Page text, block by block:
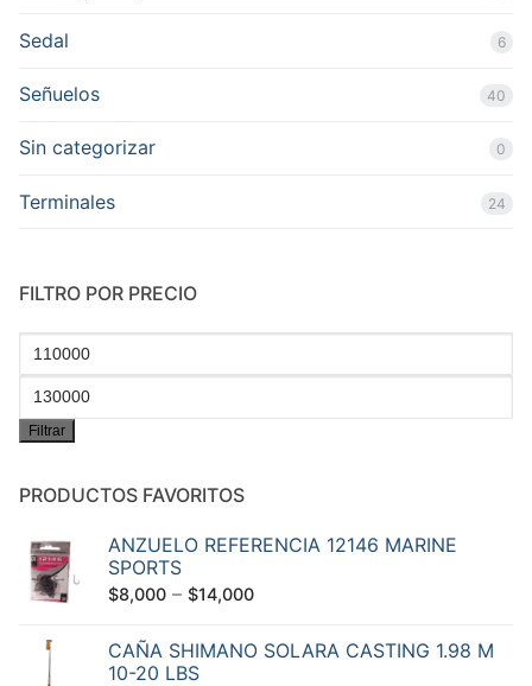
Sedal 6
Señuelos 40
Sin categorizar 0
Terminales 24
FILTRO POR PRECIO
Precio
mínimo
Precio
máximo
Filtrar
PRODUCTOS FAVORITOS
ANZUELO REFERENCIA 12146 MARINE
SPORTS
$8,000 – $14,000
CAÑA SHIMANO SOLARA CASTING 1.98 M
10-20 LBS